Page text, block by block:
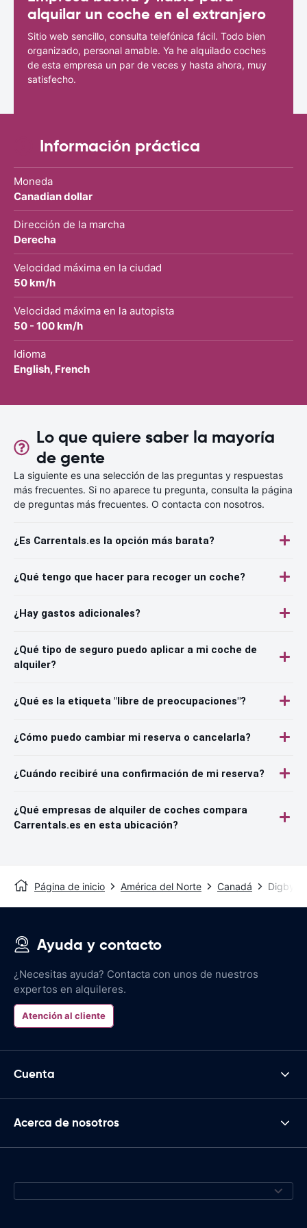
alquilar un coche en el extranjero
Sitio web sencillo, consulta telefónica fácil. Todo bien
organizado, personal amable. Ya he alquilado coches
de esta empresa un par de veces y hasta ahora, muy
satisfecho.
Información práctica
Moneda
Canadian dollar
Dirección de la marcha
Derecha
Velocidad máxima en la ciudad
50 km/h
Velocidad máxima en la autopista
50 - 100 km/h
Idioma
English, French
Lo que quiere saber la mayoría
de gente
La siguiente es una selección de las preguntas y respuestas
más frecuentes. Si no aparece tu pregunta, consulta la página
de preguntas más frecuentes. O contacta con nosotros.
¿Es Carrentals.es la opción más barata?
¿Qué tengo que hacer para recoger un coche?
¿Hay gastos adicionales?
¿Qué tipo de seguro puedo aplicar a mi coche de
alquiler?
¿Qué es la etiqueta "libre de preocupaciones"?
¿Cómo puedo cambiar mi reserva o cancelarla?
¿Cuándo recibiré una confirmación de mi reserva?
¿Qué empresas de alquiler de coches compara
Carrentals.es en esta ubicación?
Página de inicio América del Norte Canadá Digby
Ayuda y contacto
¿Necesitas ayuda? Contacta con unos de nuestros
expertos en alquileres.
Atención al cliente
Cuenta
Acerca de nosotros